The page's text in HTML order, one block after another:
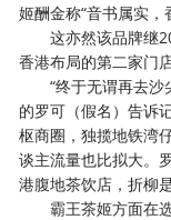
姬酬金称“音书属实
这亦然该品牌继
香港布局的第二家门店
“终于无谓再去
的罗可（假名）告诉
枢商圈，独揽地铁湾
谈主流量也比拟大。
港腹地茶饮店，折柳
霸王茶姬方面在